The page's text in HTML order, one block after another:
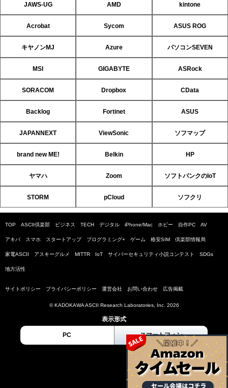
JAWS-UG AMD kintone
Acrobat Sycom ASUS ROG
キヤノンMJ Azure パソコンSEVEN
MSI GIGABYTE ASRock
SORACOM Dropbox CData
Backlog Fortinet ASUS
JAPANNEXT ViewSonic ソフマップ
brand new ME! Belkin HP
ヤマハ Zoom ソフトバンクのIoT
STORM pCloud ソフクリ
TOP ASCII倶楽部 ビジネス TECH デジタル iPhone/Mac ホビー 自作PC AV
アキバ スマホ スタートアップ プログラミング+ ゲーム 格安SIM 倶楽部情報局
家電ASCII アスキーグルメ MITTR IoT サイバーセキュリティ小説コンテスト SDGs
地方活性
サイトポリシー プライバシーポリシー 運営会社 お問い合わせ 広告掲載
© KADOKAWA ASCII Research Laboratories, Inc. 2026
表示形式
PC スマートフォン